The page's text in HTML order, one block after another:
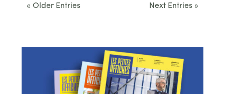
« Older Entries Next Entries »